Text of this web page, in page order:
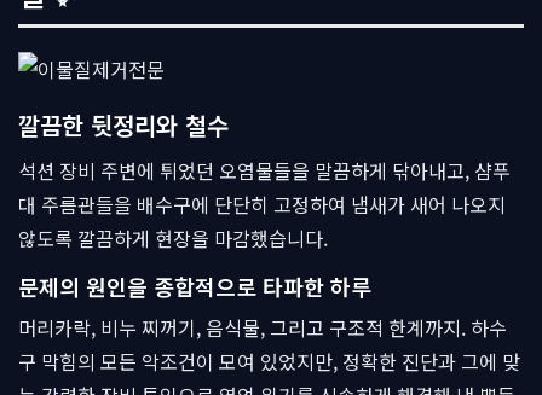
깔끔한 뒷정리와 철수
석션 장비 주변에 튀었던 오염물들을 말끔하게 닦아내고, 샴푸
대 주름관들을 배수구에 단단히 고정하여 냄새가 새어 나오지
않도록 깔끔하게 현장을 마감했습니다.
문제의 원인을 종합적으로 타파한 하루
머리카락, 비누 찌꺼기, 음식물, 그리고 구조적 한계까지. 하수
구 막힘의 모든 악조건이 모여 있었지만, 정확한 진단과 그에 맞